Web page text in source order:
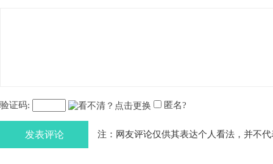
验证码: 匿名?
发表评论 注：网友评论仅供其表达个人看法，并不